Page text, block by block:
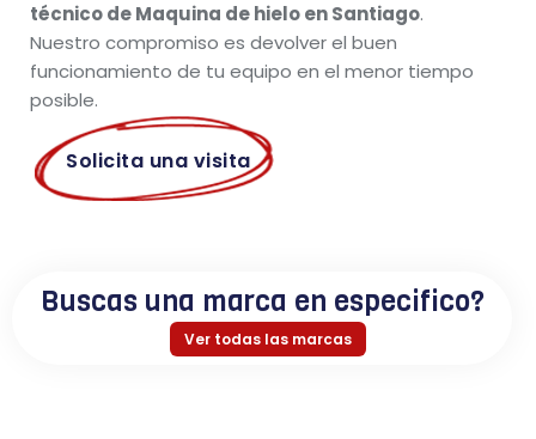
técnico de Maquina de hielo en Santiago.
Nuestro compromiso es devolver el buen
funcionamiento de tu equipo en el menor tiempo
posible.
Solicita una visita
Buscas una marca en especifico?
Ver todas las marcas